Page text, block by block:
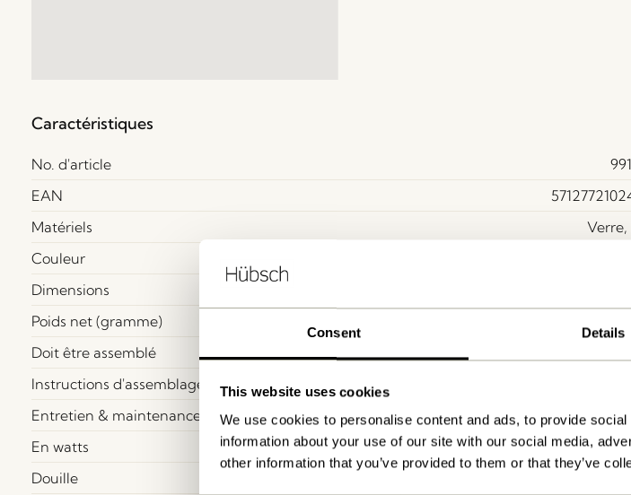
Consent Details
This website uses cookies
We use cookies to personalise content and ads, to provide
information about your use of our site with our social media,
other information that you’ve provided to them or that they’ve
Caractéristiques
No. d'article
EAN
Matériels
Verre,
Couleur
Dimensions
Poids net (gramme)
Doit être assemblé
Instructions d'assemblage
Entretien & maintenance
Voir les
En watts
Douille